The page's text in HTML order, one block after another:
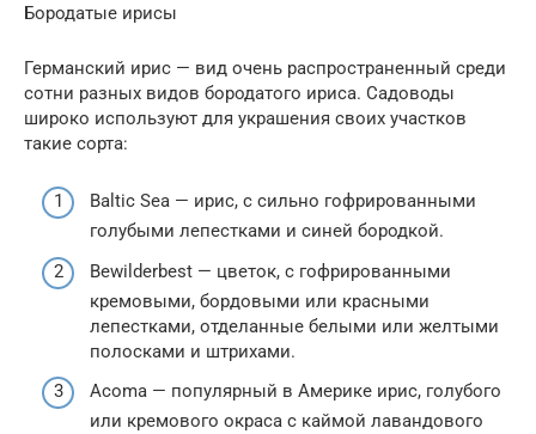
Бородатые ирисы
Германский ирис — вид очень распространенный среди
сотни разных видов бородатого ириса. Садоводы
широко используют для украшения своих участков
такие сорта:
Baltic Sea — ирис, с сильно гофрированными
голубыми лепестками и синей бородкой.
Bewilderbest — цветок, с гофрированными
кремовыми, бордовыми или красными
лепестками, отделанные белыми или желтыми
полосками и штрихами.
Acoma — популярный в Америке ирис, голубого
или кремового окраса с каймой лавандового